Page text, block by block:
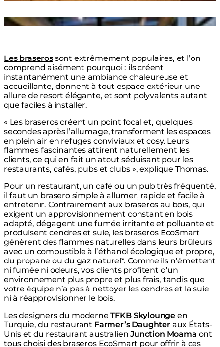
Loading image...
Les braserossont extrêmement populaires, et l’on
comprend aisément pourquoi : ils créent
instantanément une ambiance chaleureuse et
accueillante, donnent à tout espace extérieur une
allure de resort élégante, et sont polyvalents autant
que faciles à installer.
« Les braseros créent un point focal et, quelques
secondes après l’allumage, transforment les espaces
en plein air en refuges conviviaux et cosy. Leurs
flammes fascinantes attirent naturellement les
clients, ce qui en fait un atout séduisant pour les
restaurants, cafés, pubs et clubs », explique Thomas.
Pour un restaurant, un café ou un pub très fréquenté,
il faut un brasero simple à allumer, rapide et facile à
entretenir. Contrairement aux braseros au bois, qui
exigent un approvisionnement constant en bois
adapté, dégagent une fumée irritante et polluante et
produisent cendres et suie, les braseros EcoSmart
génèrent des flammes naturelles dans leurs brûleurs
avec un combustible à l’éthanol écologique et propre,
du propane ou du gaz naturel*. Comme ils n’émettent
ni fumée ni odeurs, vos clients profitent d’un
environnement plus propre et plus frais, tandis que
votre équipe n’a pas à nettoyer les cendres et la suie
ni à réapprovisionner le bois.
Les designers du moderne TFKB Skylounge en
Turquie, du restaurant Farmer’s Daughteraux États-
Unis et du restaurant australienJunction Moama ont
tous choisi des braseros EcoSmart pour offrir à ces